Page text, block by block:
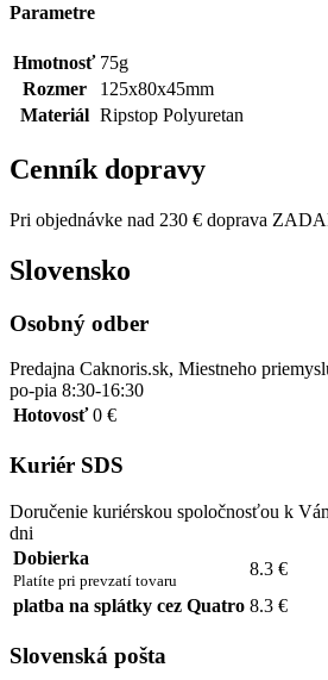
Parametre
Hmotnosť 75g
Rozmer
125x80x45mm
Materiál Ripstop Polyuretan
Cenník dopravy
Pri objednávke nad 230 € doprava
Slovensko
Osobný odber
Predajna Caknoris.sk, Miestneho
po-pia 8:30-16:30
Hotovosť 0 €
Kuriér SDS
Doručenie kuriérskou spoločnosťou k
dni
Dobierka
Platíte pri prevzatí tovaru
8.3 €
platba na splátky cez Quatro 8.3 €
Slovenská pošta